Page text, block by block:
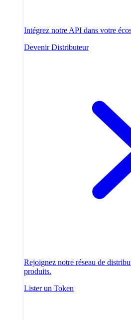
Intégrez notre API dans votre
Devenir Distributeur
Rejoignez notre réseau de
produits.
Lister un Token